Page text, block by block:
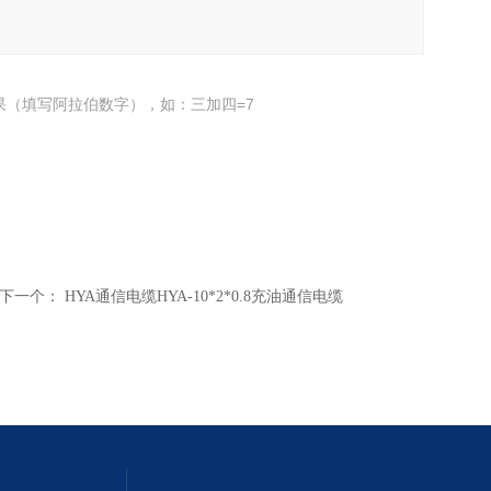
（填写阿拉伯数字），如：三加四=7
一个： HYA通信电缆HYA-10*2*0.8充油通信电缆